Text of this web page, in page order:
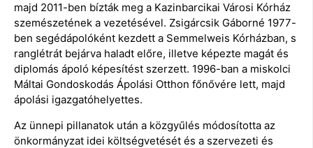
majd 2011-ben bízták meg a Kazinbarcikai Városi Kórház
szemészetének a vezetésével. Zsigárcsik Gáborné 1977-
ben segédápolóként kezdett a Semmelweis Kórházban, s
ranglétrát bejárva haladt előre, illetve képezte magát és
diplomás ápoló képesítést szerzett. 1996-ban a miskolci
Máltai Gondoskodás Ápolási Otthon főnővére lett, majd
ápolási igazgatóhelyettes.
Az ünnepi pillanatok után a közgyűlés módosította az
önkormányzat idei költségvetését és a szervezeti és